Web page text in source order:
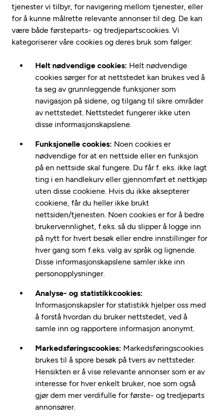
tjenester vi tilbyr, for navigering mellom tjenester, eller
for å kunne målrette relevante annonser til deg. De kan
være både førsteparts- og tredjepartscookies. Vi
kategoriserer våre cookies og deres bruk som følger:
Helt nødvendige cookies: Helt nødvendige
cookies sørger for at nettstedet kan brukes ved å
ta seg av grunnleggende funksjoner som
navigasjon på sidene, og tilgang til sikre områder
av nettstedet. Nettstedet fungerer ikke uten
disse informasjonskapslene.
Funksjonelle cookies: Noen cookies er
nødvendige for at en nettside eller en funksjon
på en nettside skal fungere. Du får f. eks. ikke lagt
ting i en handlekurv eller gjennomført et nettkjøp
uten disse cookiene. Hvis du ikke aksepterer
cookiene, får du heller ikke brukt
nettsiden/tjenesten. Noen cookies er for å bedre
brukervennlighet, f.eks. så du slipper å logge inn
på nytt for hvert besøk eller endre innstillinger for
hver gang som f.eks. valg av språk og lignende.
Disse informasjonskapslene samler ikke inn
personopplysninger.
Analyse- og statistikkcookies:
Informasjonskapsler for statistikk hjelper oss med
å forstå hvordan du bruker nettstedet, ved å
samle inn og rapportere informasjon anonymt.
Markedsføringscookies: Markedsføringscookies
brukes til å spore besøk på tvers av nettsteder.
Hensikten er å vise relevante annonser som er av
interesse for hver enkelt bruker, noe som også
gjør dem mer verdifulle for første- og tredjeparts
annonsører.